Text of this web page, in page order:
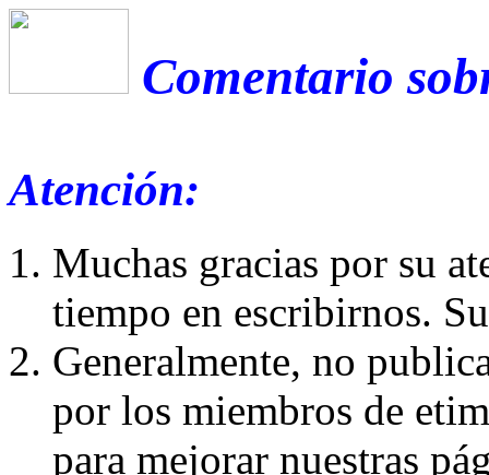
Comentario
Atención:
Muchas gracias por su
tiempo en escribirnos.
Generalmente, no
por los miembros de
para mejorar nuestras